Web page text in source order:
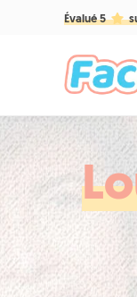
Évalué 5